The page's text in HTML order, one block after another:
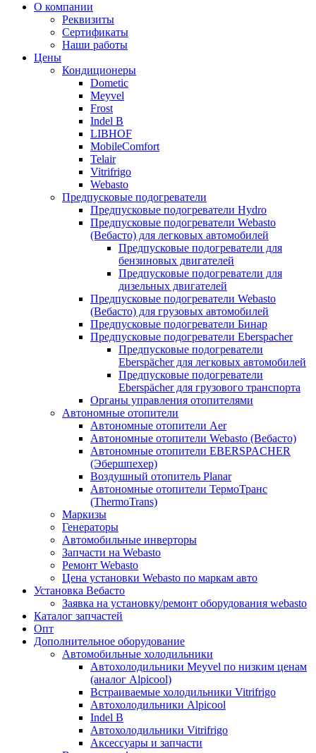
вверх
О компании
Реквизиты
Сертификаты
Наши работы
Цены
Кондиционеры
Dometic
Meyvel
Frost
Indel B
LIBHOF
MobileComfort
Telair
Vitrifrigo
Webasto
Предпусковые подогреватели
Предпусковые подогреватели Hydro
Предпусковые подогреватели Webasto
(Вебасто) для легковых автомобилей
Предпусковые подогреватели для
бензиновых двигателей
Предпусковые подогреватели для
дизельных двигателей
Предпусковые подогреватели Webasto
(Вебасто) для грузовых автомобилей
Предпусковые подогреватели Бинар
Предпусковые подогреватели Eberspacher
Предпусковые подогреватели
Eberspächer для легковых автомобилей
Предпусковые подогреватели
Eberspächer для грузового транспорта
Органы управления отопителями
Автономные отопители
Автономные отопители Аer
Автономные отопители Webasto (Вебасто)
Автономные отопители EBERSPACHER
(Эбершпехер)
Воздушный отопитель Planar
Автономные отопители ТермоТранс
(ThermoTrans)
Маркизы
Генераторы
Автомобильные инверторы
Запчасти на Webasto
Ремонт Webasto
Цена установки Webasto по маркам авто
Установка Вебасто
Заявка на установку/ремонт оборудования webasto
Каталог запчастей
Опт
Дополнительное оборудование
Автомобильные холодильники
Автохолодильники Meyvel по низким ценам
(аналог Alpicool)
Встраиваемые холодильники Vitrifrigo
Автохолодильники Alpicool
Indel B
Автохолодильники Vitrifrigo
Аксессуары и запчасти